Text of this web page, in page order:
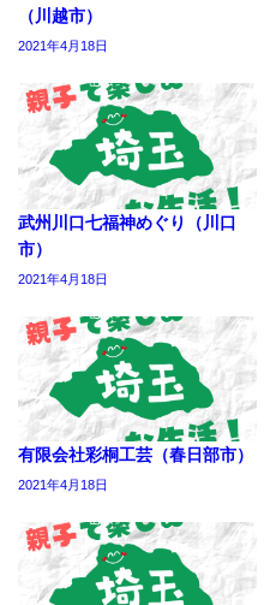
（川越市）
2021年4月18日
武州川口七福神めぐり（川口
市）
2021年4月18日
有限会社彩桐工芸（春日部市）
2021年4月18日